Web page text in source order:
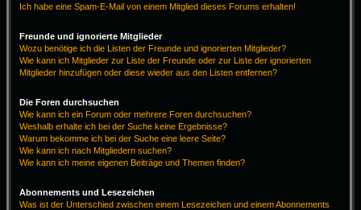
Ich habe eine Spam-E-Mail von einem Mitglied dieses Forums erhalten!
Freunde und ignorierte Mitglieder
Wozu benötige ich die Listen der Freunde und ignorierten Mitglieder?
Wie kann ich Mitglieder zur Liste der Freunde oder zur Liste der ignorierten
Mitglieder hinzufügen oder diese wieder aus den Listen entfernen?
Die Foren durchsuchen
Wie kann ich ein Forum oder mehrere Foren durchsuchen?
Weshalb erhalte ich bei der Suche keine Ergebnisse?
Warum bekomme ich bei der Suche eine leere Seite?
Wie kann ich nach Mitgliedern suchen?
Wie kann ich meine eigenen Beiträge und Themen finden?
Abonnements und Lesezeichen
Was ist der Unterschied zwischen einem Lesezeichen und einem Abonnements